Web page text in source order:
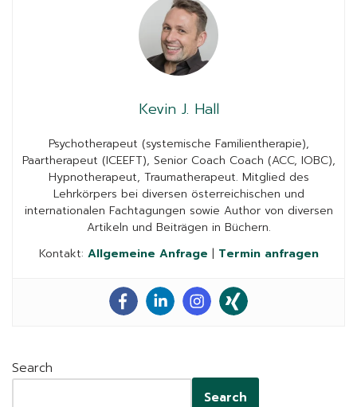
Kevin J. Hall
Psychotherapeut (systemische Familientherapie),
Paartherapeut (ICEEFT), Senior Coach Coach (ACC, IOBC),
Hypnotherapeut, Traumatherapeut. Mitglied des
Lehrkörpers bei diversen österreichischen und
internationalen Fachtagungen sowie Author von diversen
Artikeln und Beiträgen in Büchern.
Kontakt: Allgemeine Anfrage | Termin anfragen
Search
Search